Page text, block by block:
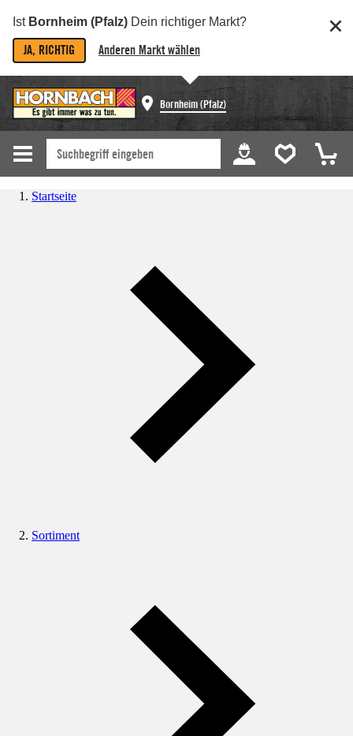
Ist Bornheim (Pfalz) Dein richtiger Markt?
JA, RICHTIG Anderen Markt wählen
Bornheim (Pfalz)
Startseite
Sortiment